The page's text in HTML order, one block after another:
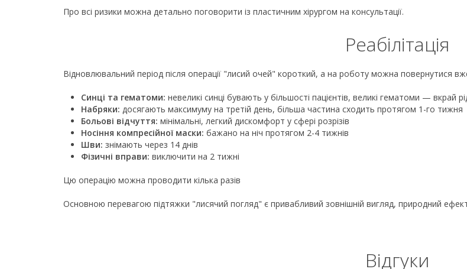
Про всі ризики можна детально поговорити із пластичним хірургом на консультації.
Реабілітація
Відновлювальний період після операції "лисий очей" короткий, а на роботу можна повернутися
Синці та гематоми: невеликі синці бувають у більшості пацієнтів, великі гематоми — вкрай
Набряки: досягають максимуму на третій день, більша частина сходить протягом 1-го тижня
Больові відчуття: мінімальні, легкий дискомфорт у сфері розрізів
Носіння компресійної маски: бажано на ніч протягом 2-4 тижнів
Шви: знімають через 14 днів
Фізичні вправи: виключити на 2 тижні
Цю операцію можна проводити кілька разів
Основною перевагою підтяжки "лисячий погляд" є привабливий зовнішній вигляд, природний
Відгуки